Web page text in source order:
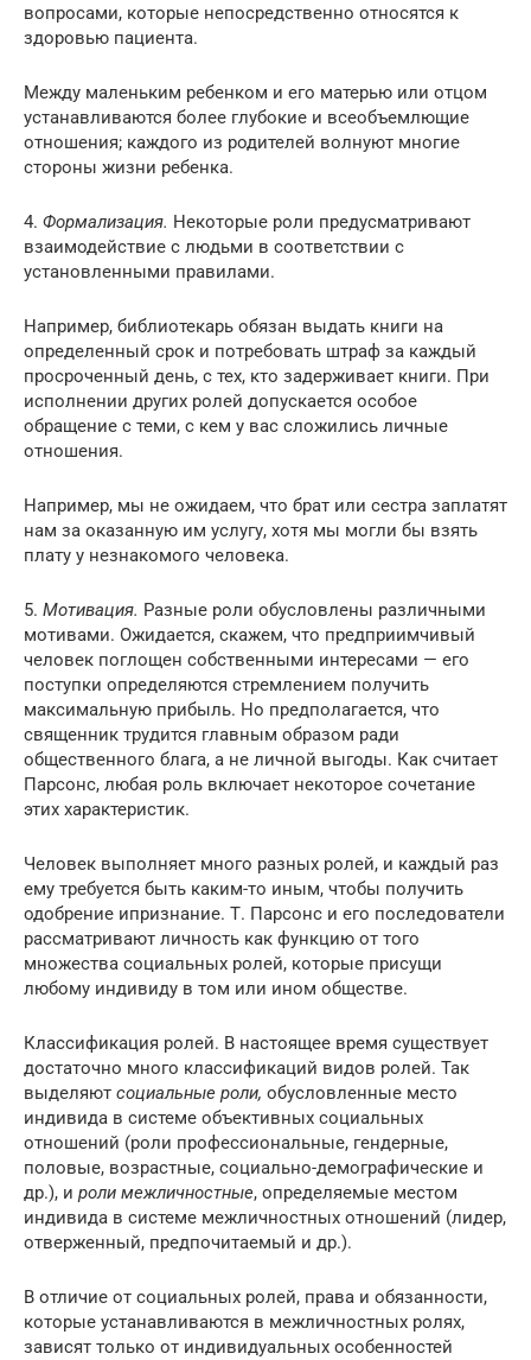
вопросами, которые непосредственно относятся к
здоровью пациента.
Между маленьким ребенком и его матерью или отцом
устанавливаются более глубокие и всеобъемлющие
отношения; каждого из родителей волнуют многие
стороны жизни ребенка.
4. Формализация. Некоторые роли предусматривают
взаимодействие с людьми в соответствии с
установленными правилами.
Например, библиотекарь обязан выдать книги на
определенный срок и потребовать штраф за каждый
просроченный день, с тех, кто задерживает книги. При
исполнении других ролей допускается особое
обращение с теми, с кем у вас сложились личные
отношения.
Например, мы не ожидаем, что брат или сестра заплатят
нам за оказанную им услугу, хотя мы могли бы взять
плату у незнакомого человека.
5. Мотивация. Разные роли обусловлены различными
мотивами. Ожидается, скажем, что предприимчивый
человек поглощен собственными интересами — его
поступки определяются стремлением получить
максимальную прибыль. Но предполагается, что
священник трудится главным образом ради
общественного блага, а не личной выгоды. Как считает
Парсонс, любая роль включает некоторое сочетание
этих характеристик.
Человек выполняет много разных ролей, и каждый раз
ему требуется быть каким-то иным, чтобы получить
одобрение ипризнание. Т. Парсонс и его последователи
рассматривают личность как функцию от того
множества социальных ролей, которые присущи
любому индивиду в том или ином обществе.
Классификация ролей. В настоящее время существует
достаточно много классификаций видов ролей. Так
выделяют социальные роли, обусловленные место
индивида в системе объективных социальных
отношений (роли профессиональные, гендерные,
половые, возрастные, социально-демографические и
др.), и роли межличностные, определяемые местом
индивида в системе межличностных отношений (лидер,
отверженный, предпочитаемый и др.).
В отличие от социальных ролей, права и обязанности,
которые устанавливаются в межличностных ролях,
зависят только от индивидуальных особенностей